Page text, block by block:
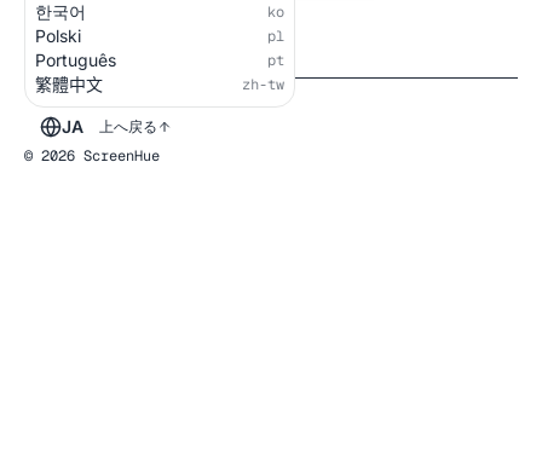
© 2026 ScreenHue
JA
한국어 ko
Polski pl
Português pt
繁體中文 zh-tw
上へ戻る